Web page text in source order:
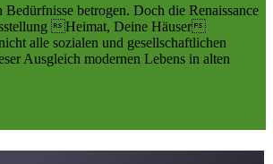
betrogen. Doch die Renaissance
Heimat, Deine Häuser
alle sozialen und gesellschaftlichen
Ausgleich modernen Lebens in alten